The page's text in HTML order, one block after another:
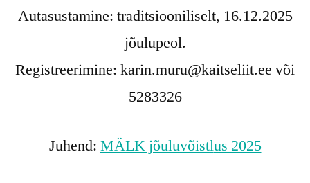
Autasustamine: traditsiooniliselt, 16.12.2025
jõulupeol.
Registreerimine: karin.muru@kaitseliit.ee või
5283326
Juhend: MÄLK jõuluvõistlus 2025